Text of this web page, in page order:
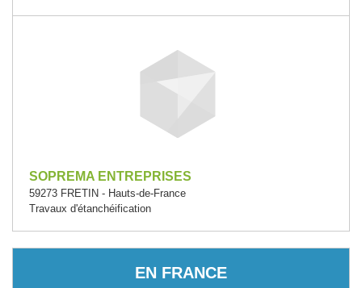
SOPREMA ENTREPRISES
59273 FRETIN - Hauts-de-France
Travaux d'étanchéification
EN FRANCE